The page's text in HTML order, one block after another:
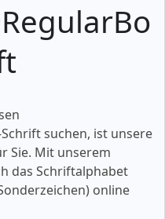
suchen, ist unsere
Sie. Mit unserem
das Schriftalphabet
online